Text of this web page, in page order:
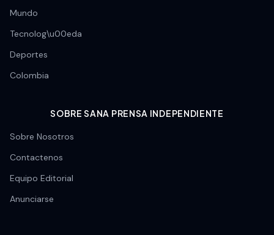
Mundo
Tecnolog\u00eda
Deportes
Colombia
SOBRE SANA PRENSA INDEPENDIENTE
Sobre Nosotros
Contactenos
Equipo Editorial
Anunciarse